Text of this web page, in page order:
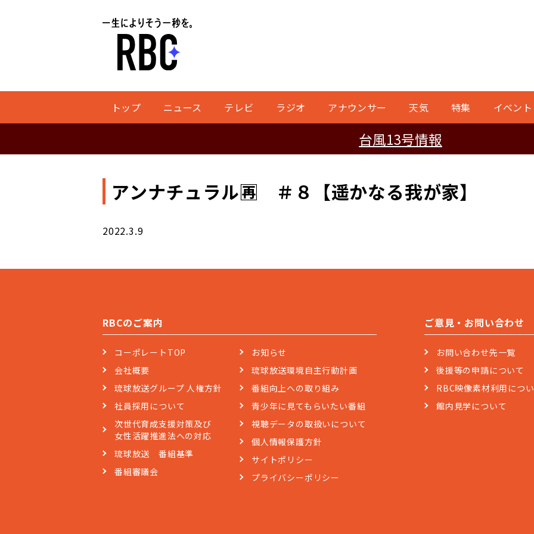
トップ ニュース テレビ ラジオ アナウンサー 天気 特集 イベント
台風13号情報
アンナチュラル🈞 ＃８【遥かなる我が家】
2022.3.9
RBCのご案内
コーポレートTOP
会社概要
琉球放送グループ 人権方針
社員採用について
次世代育成支援対策及び
女性活躍推進法への対応
琉球放送 番組基準
番組審議会
お知らせ
琉球放送環境自主行動計画
番組向上への取り組み
青少年に見てもらいたい番組
視聴データの取扱いについて
個人情報保護方針
サイトポリシー
プライバシーポリシー
ご意見・お問い合わせ
お問い合わせ先一覧
後援等の申請について
RBC映像素材利用につ
館内見学について